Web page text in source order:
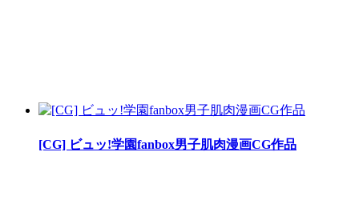
[CG] ビュッ!学園fanbox男子肌肉漫画CG作品